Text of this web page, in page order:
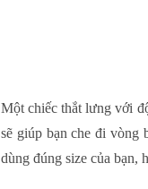
Một chiếc thắt lưng với
sẽ giúp bạn che đi vòng
dùng đúng size của bạn,